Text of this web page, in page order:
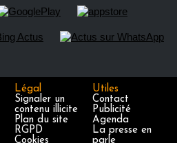
Légal
Signaler un
contenu illicite
Plan du site
RGPD
Cookies
Utiles
Contact
Publicité
Agenda
La presse en
parle